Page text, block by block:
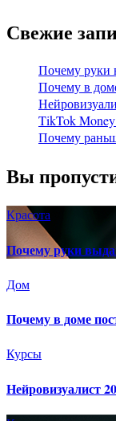
Свежие
Почему руки
Почему в
TikTok
Почему
Вы
Красота
Почему руки
Дом
Почему в доме
Курсы
Нейровизуалист